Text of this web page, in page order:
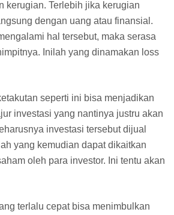
kerugian. Terlebih jika kerugian
dengan uang atau finansial.
hal tersebut, maka serasa
Inilah yang dinamakan loss
seperti ini bisa menjadikan
investasi yang nantinya justru akan
investasi tersebut dijual
yang kemudian dapat dikaitkan
oleh para investor. Ini tentu akan
terlalu cepat bisa menimbulkan